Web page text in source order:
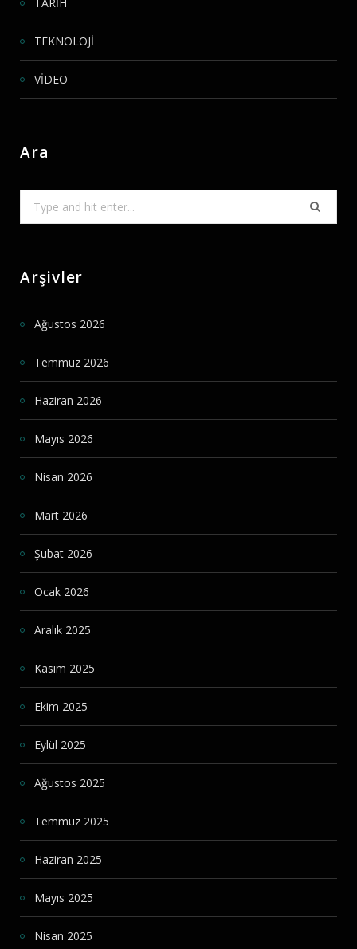
TEKNOLOJİ
VİDEO
Ara
Arşivler
Ağustos 2026
Temmuz 2026
Haziran 2026
Mayıs 2026
Nisan 2026
Mart 2026
Şubat 2026
Ocak 2026
Aralık 2025
Kasım 2025
Ekim 2025
Eylül 2025
Ağustos 2025
Temmuz 2025
Haziran 2025
Mayıs 2025
Nisan 2025